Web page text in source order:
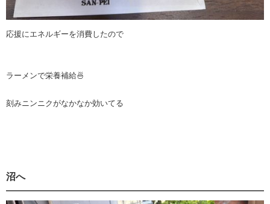
応援にエネルギーを消費したので
ラーメンで栄養補給🍜
刻みニンニクがなかなか効いてる
沼へ